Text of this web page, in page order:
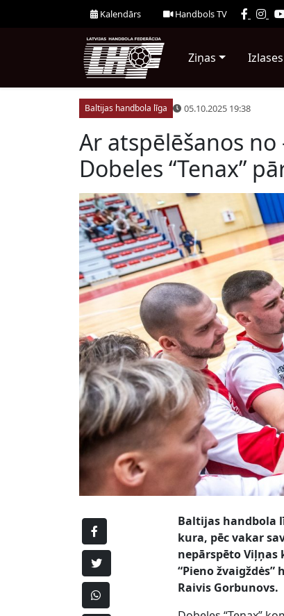
Kalendārs Handbols TV
Ziņas Izlases
Baltijas handbola līga 05.10.2025 19:38
Ar atspēlēšanos
Dobeles “Tenax”
Baltijas handbola
kura, pēc vakar
nepārspēto Viļņas
“Pieno
Raivis Gorbunovs.